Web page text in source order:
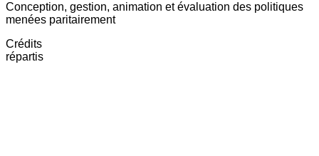
Conception, gestion, animation et évaluation des politiques
menées paritairement
Crédits
répartis